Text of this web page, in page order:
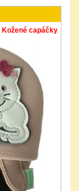
Kožené capáčky